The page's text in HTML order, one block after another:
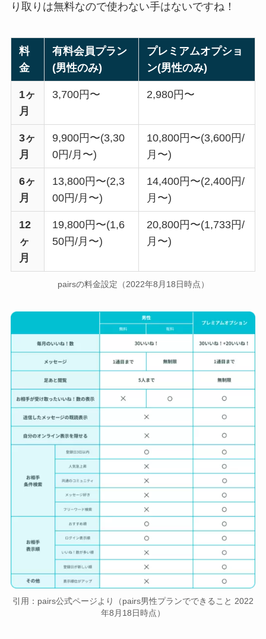
り取りは無料なので使わない手はないですね！
料
金
有料会員プラン
(男性のみ)
プレミアムオプショ
ン(男性のみ)
1ヶ
月
3,700円〜 2,980円〜
3ヶ
月
9,900円〜(3,30
0円/月〜)
10,800円〜(3,600円/
月〜)
6ヶ
月
13,800円〜(2,3
00円/月〜)
14,400円〜(2,400円/
月〜)
12
ヶ
月
19,800円〜(1,6
50円/月〜)
20,800円〜(1,733円/
月〜)
pairsの料金設定（2022年8月18日時点）
引用：pairs公式ページより（pairs男性プランでできること 2022
年8月18日時点）